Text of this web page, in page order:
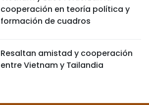
cooperación en teoría política y
formación de cuadros
Resaltan amistad y cooperación
entre Vietnam y Tailandia